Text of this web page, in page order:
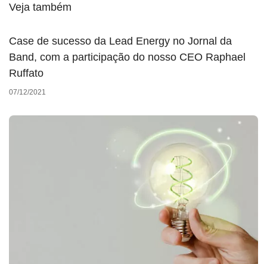
Veja também
Case de sucesso da Lead Energy no Jornal da
Band, com a participação do nosso CEO Raphael
Ruffato
07/12/2021